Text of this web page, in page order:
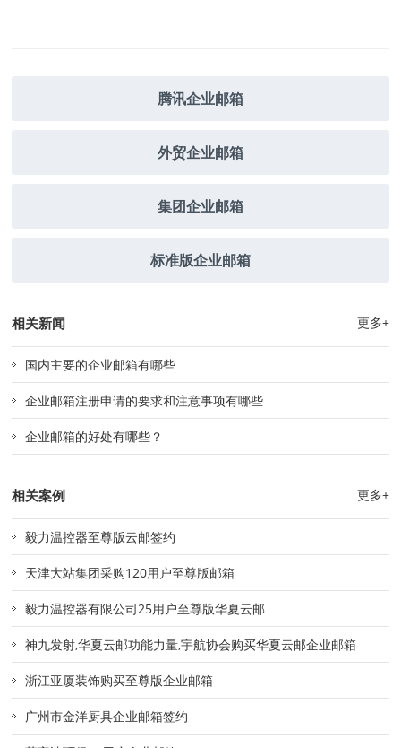
腾讯企业邮箱
外贸企业邮箱
集团企业邮箱
标准版企业邮箱
相关新闻 更多+
国内主要的企业邮箱有哪些
企业邮箱注册申请的要求和注意事项有哪些
企业邮箱的好处有哪些？
相关案例 更多+
毅力温控器至尊版云邮签约
天津大站集团采购120用户至尊版邮箱
毅力温控器有限公司25用户至尊版华夏云邮
神九发射,华夏云邮功能力量,宇航协会购买华夏云邮企业邮箱
浙江亚厦装饰购买至尊版企业邮箱
广州市金洋厨具企业邮箱签约